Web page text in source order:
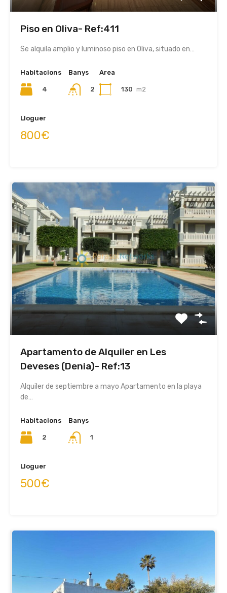
Piso en Oliva- Ref:411
Se alquila amplio y luminoso piso en Oliva, situado en…
Habitacions
4
Banys
2
Area
130 m2
Lloguer
800€
Apartamento de Alquiler en Les
Deveses (Denia)- Ref:13
Alquiler de septiembre a mayo Apartamento en la playa
de…
Habitacions
2
Banys
1
Lloguer
500€